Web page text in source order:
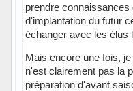
prendre
d'implantation du futur
échanger avec les élus
Mais encore une fois,
n'est clairement pas la
préparation d'avant